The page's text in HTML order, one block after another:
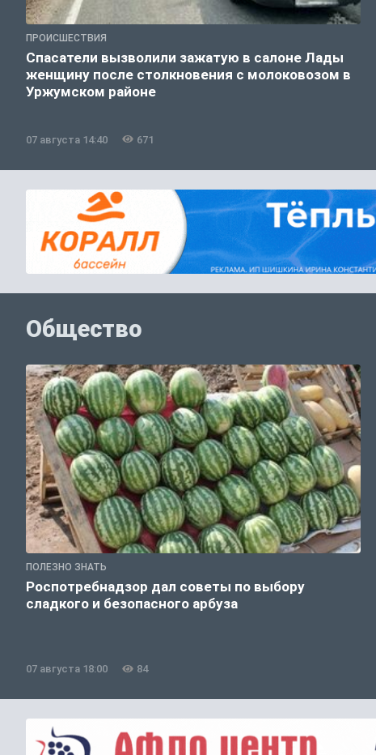
ПРОИСШЕСТВИЯ
Спасатели вызволили зажатую в салоне Лады
женщину после столкновения с молоковозом в
Уржумском районе
07 августа 14:40 671
Общество
ПОЛЕЗНО ЗНАТЬ
Роспотребнадзор дал советы по выбору
сладкого и безопасного арбуза
07 августа 18:00 84